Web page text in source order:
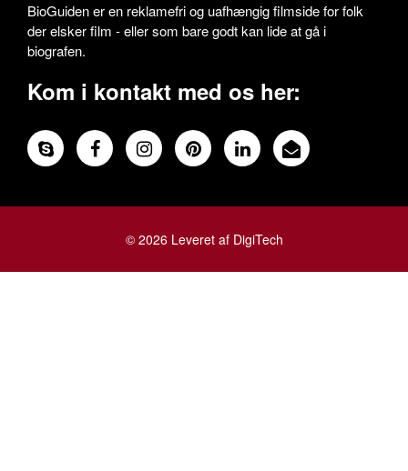
BioGuiden er en reklamefri og uafhængig filmside for folk
der elsker film - eller som bare godt kan lide at gå i
biografen.
Kom i kontakt med os her:
© 2026 Leveret af DigiTech